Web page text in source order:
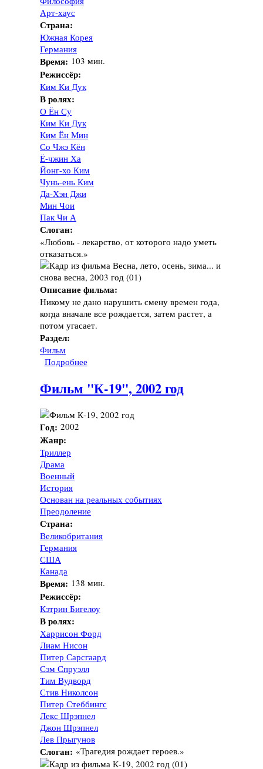
Арт-хаус
Страна:
Южная Корея
Германия
Время: 103 мин.
Режиссёр:
Ким Ки Дук
В ролях:
О Ён Су
Ким Ки Дук
Ким Ён Мин
Со Чжэ Кён
Ё-чжин Ха
Йонг-хо Ким
Чунь-ень Ким
Да-Хэн Джи
Мин Чои
Пак Чи А
Слоган:
«Любовь - лекарство, от которого надо уметь
отказаться.»
Описание фильма:
Никому не дано нарушить смену времен года,
когда вначале все рождается, затем растет, а
потом угасает.
Раздел:
Фильм
Подробнее
Фильм "К-19", 2002 год
Год: 2002
Жанр:
Триллер
Драма
Военный
История
Основан на реальных событиях
Преодоление
Страна:
Великобритания
Германия
США
Канада
Время: 138 мин.
Режиссёр:
Кэтрин Бигелоу
В ролях:
Харрисон Форд
Лиам Нисон
Питер Сарсгаард
Сэм Спруэлл
Тим Вудворд
Стив Николсон
Питер Стеббингс
Лекс Шрэпнел
Джон Шрэпнел
Лев Прыгунов
Слоган: «Трагедия рождает героев.»